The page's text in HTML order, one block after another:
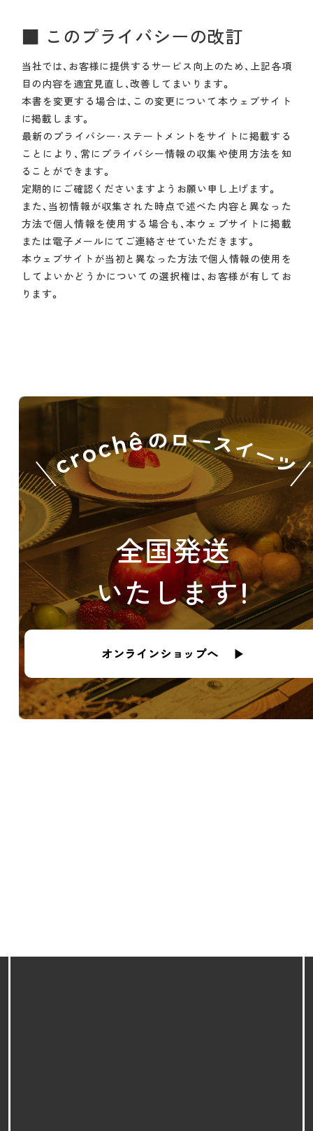
■ このプライバシーの改訂
当社では、お客様に提供するサービス向上のため、上記各項
目の内容を適宜見直し、改善してまいります。
本書を変更する場合は、この変更について本ウェブサイト
に掲載します。
最新のプライバシー・ステートメントをサイトに掲載する
ことにより、常にプライバシー情報の収集や使用方法を知
ることができます。
定期的にご確認くださいますようお願い申し上げます。
また、当初情報が収集された時点で述べた内容と異なった
方法で個人情報を使用する場合も、本ウェブサイトに掲載
または電子メールにてご連絡させていただきます。
本ウェブサイトが当初と異なった方法で個人情報の使用を
してよいかどうかについての選択権は、お客様が有してお
ります。
全国発送
いたします！
オンラインショップへ ▶︎